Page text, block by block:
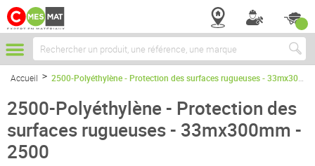
Chercher
Accueil 2500-Polyéthylène - Protection des surfaces rugueuses - 33mx300mm - 2500
2500-Polyéthylène - Protection des
surfaces rugueuses - 33mx300mm -
2500